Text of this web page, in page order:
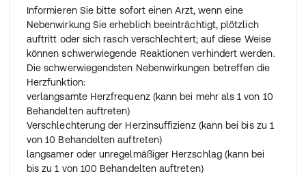
Beginn der Behandlung, während einer Dosiserhöhung
und bei Abbruch der Behandlung notwendig.
Die Behandlung ist für gewöhnlich langfristig.
Erwachsene einschließlich älteren Patienten:
Die Behandlung mit Bisoprolol muss mit einer niedrigen
Dosis begonnen werden, die schrittweise erhöht wird.
Ihr Arzt wird bestimmen, wie die Dosis zu erhöhen ist; in
der Regel geschieht dies folgendermaßen:
1,25 mg Bisoprolol einmal täglich für eine Woche
2,5 mg Bisoprolol einmal täglich für eine Woche
3,75 mg Bisoprolol einmal täglich für eine Woche
5 mg Bisoprolol einmal täglich für vier Wochen
Informieren Sie bitte sofort einen Arzt, wenn eine
Nebenwirkung Sie erheblich beeinträchtigt, plötzlich
auftritt oder sich rasch verschlechtert; auf diese Weise
können schwerwiegende Reaktionen verhindert werden.
Die schwerwiegendsten Nebenwirkungen betreffen die
Herzfunktion:
verlangsamte Herzfrequenz (kann bei mehr als 1 von 10
Behandelten auftreten)
Verschlechterung der Herzinsuffizienz (kann bei bis zu 1
von 10 Behandelten auftreten)
langsamer oder unregelmäßiger Herzschlag (kann bei
bis zu 1 von 100 Behandelten auftreten)